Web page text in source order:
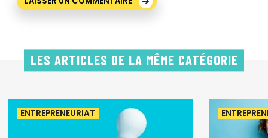
LES ARTICLES DE LA MÊME CATÉGORIE
ENTREPRENEURIAT